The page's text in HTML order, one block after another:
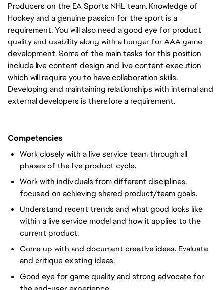
Producers on the EA Sports NHL team. Knowledge of
Hockey and a genuine passion for the sport is a
requirement. You will also need a good eye for product
quality and usability along with a hunger for AAA game
development. Some of the main tasks for this position
include live content design and live content execution
which will require you to have collaboration skills.
Developing and maintaining relationships with internal and
external developers is therefore a requirement.
Competencies
Work closely with a live service team through all
phases of the live product cycle.
Work with individuals from different disciplines,
focused on achieving shared product/team goals.
Understand recent trends and what good looks like
within a live service model and how it applies to the
current product.
Come up with and document creative ideas. Evaluate
and critique existing ideas.
Good eye for game quality and strong advocate for